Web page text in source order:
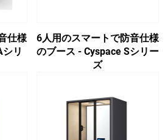
仕様
リ
6人用のスマートで防音仕様
のブース - Cyspace Sシリー
ズ